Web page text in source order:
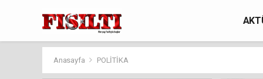
Anasayfa POLİTİKA